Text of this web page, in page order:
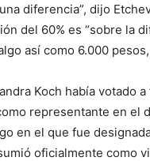
diferencia”, dijo
del 60% es “sobre la
así como 6.000
Koch había votado
representante en el
en el que fue
oficialmente como